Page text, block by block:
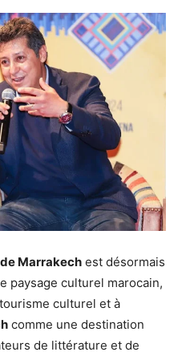
Marrakech est désormais
paysage culturel marocain,
culturel et à
comme une destination
de littérature et de